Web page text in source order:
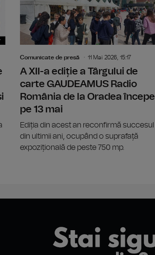
Comunicate de presă 11 Mai 2026, 15:17
A XII-a ediție a Târgului de
carte GAUDEAMUS Radio
România de la Oradea începe
pe 13 mai
Ediția din acest an reconfirmă succesul
din ultimii ani, ocupând o suprafață
expozițională de peste 750 mp.